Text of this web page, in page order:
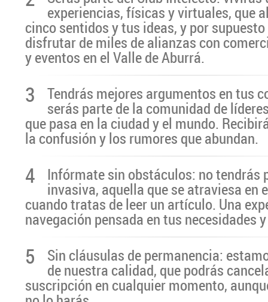
experiencias, físicas y virtuales, que
cinco sentidos y tus ideas, y por
disfrutar de miles de alianzas con
y eventos en el Valle de Aburrá.
3 Tendrás mejores argumentos en tus
serás parte de la comunidad de
que pasa en la ciudad y el mundo.
la confusión y los rumores que abundan.
4 Infórmate sin obstáculos: no tendrás
invasiva, aquella que se atraviesa en
cuando tratas de leer un artículo. Una
navegación pensada en tus necesidades
5 Sin cláusulas de permanencia:
de nuestra calidad, que podrás
suscripción en cualquier momento,